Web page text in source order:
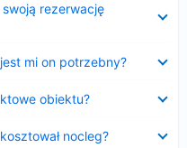
rezerwację
mi on potrzebny?
obiektu?
nocleg?